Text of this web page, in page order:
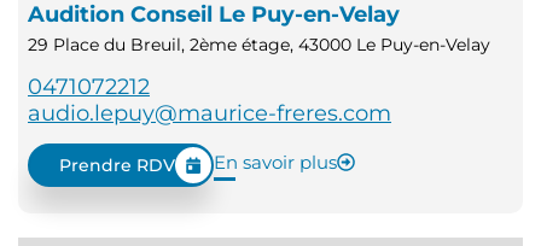
Audition Conseil Le Puy-en-Velay
29 Place du Breuil, 2ème étage, 43000 Le Puy-en-Velay
0471072212
audio.lepuy@maurice-freres.com
Prendre RDV En savoir plus